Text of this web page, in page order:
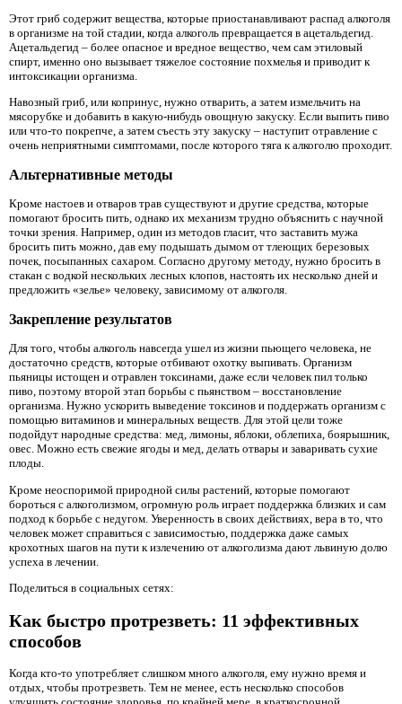
Этот гриб содержит вещества, которые приостанавливают распад алкоголя
в организме на той стадии, когда алкоголь превращается в ацетальдегид.
Ацетальдегид – более опасное и вредное вещество, чем сам этиловый
спирт, именно оно вызывает тяжелое состояние похмелья и приводит к
интоксикации организма.
Навозный гриб, или копринус, нужно отварить, а затем измельчить на
мясорубке и добавить в какую-нибудь овощную закуску. Если выпить пиво
или что-то покрепче, а затем съесть эту закуску – наступит отравление с
очень неприятными симптомами, после которого тяга к алкоголю проходит.
Альтернативные методы
Кроме настоев и отваров трав существуют и другие средства, которые
помогают бросить пить, однако их механизм трудно объяснить с научной
точки зрения. Например, один из методов гласит, что заставить мужа
бросить пить можно, дав ему подышать дымом от тлеющих березовых
почек, посыпанных сахаром. Согласно другому методу, нужно бросить в
стакан с водкой нескольких лесных клопов, настоять их несколько дней и
предложить «зелье» человеку, зависимому от алкоголя.
Закрепление результатов
Для того, чтобы алкоголь навсегда ушел из жизни пьющего человека, не
достаточно средств, которые отбивают охотку выпивать. Организм
пьяницы истощен и отравлен токсинами, даже если человек пил только
пиво, поэтому второй этап борьбы с пьянством – восстановление
организма. Нужно ускорить выведение токсинов и поддержать организм с
помощью витаминов и минеральных веществ. Для этой цели тоже
подойдут народные средства: мед, лимоны, яблоки, облепиха, боярышник,
овес. Можно есть свежие ягоды и мед, делать отвары и заваривать сухие
плоды.
Кроме неоспоримой природной силы растений, которые помогают
бороться с алкоголизмом, огромную роль играет поддержка близких и сам
подход к борьбе с недугом. Уверенность в своих действиях, вера в то, что
человек может справиться с зависимостью, поддержка даже самых
крохотных шагов на пути к излечению от алкоголизма дают львиную долю
успеха в лечении.
Поделиться в социальных сетях:
Как быстро протрезветь: 11 эффективных
способов
Когда кто-то употребляет слишком много алкоголя, ему нужно время и
отдых, чтобы протрезветь. Тем не менее, есть несколько способов